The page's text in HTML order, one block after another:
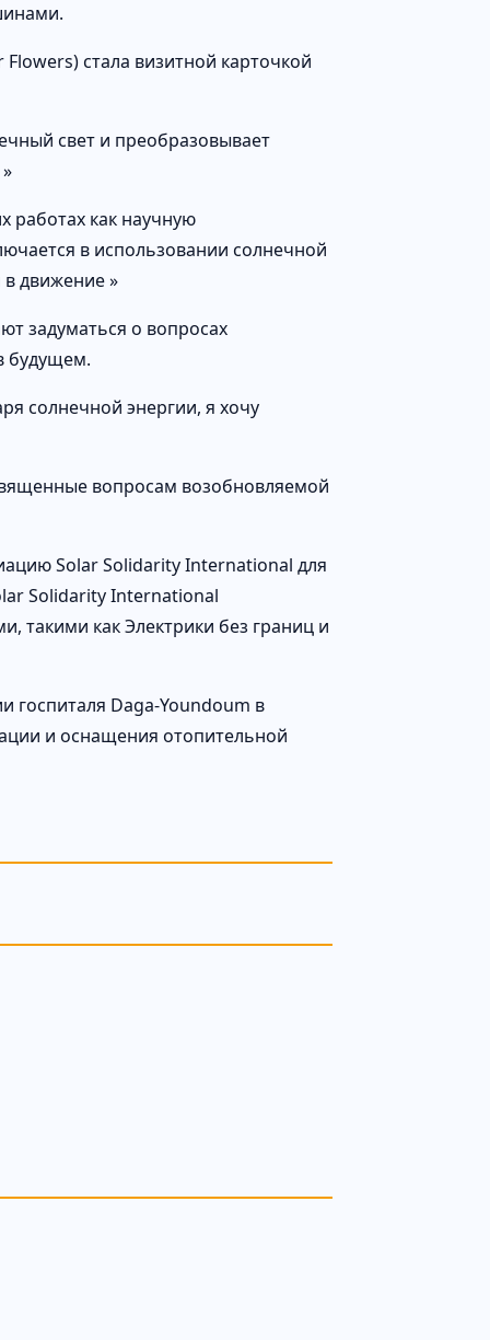
стала визитной карточкой
свет и преобразовывает
работах как научную
в использовании солнечной
в движение »
задуматься о вопросах
будущем.
солнечной энергии, я хочу
вопросам возобновляемой
Solar Solidarity International для
Solidarity International
такими как Электрики без границ и
госпиталя Daga-Youndoum в
и оснащения отопительной